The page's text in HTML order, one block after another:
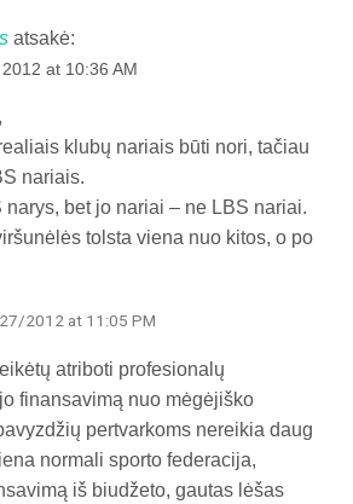
atsakė:
at 10:36 AM
klubų nariais būti nori, tačiau
nariais.
narys, bet jo nariai – ne LBS nariai.
tolsta viena nuo kitos, o po
2012 at 11:05 PM
atriboti profesionalų
finansavimą nuo mėgėjiško
pertvarkoms nereikia daug
normali sporto federacija,
iš biudžeto, gautas lėšas